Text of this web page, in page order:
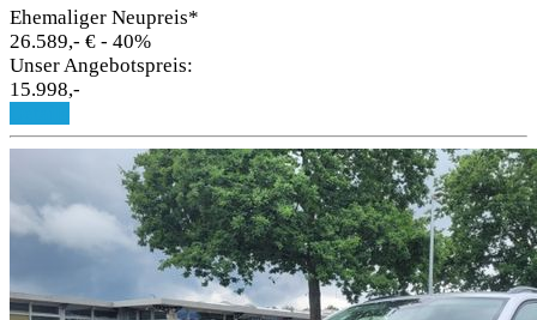
Ehemaliger Neupreis*
26.589,- € - 40%
Unser Angebotspreis:
15.998,-